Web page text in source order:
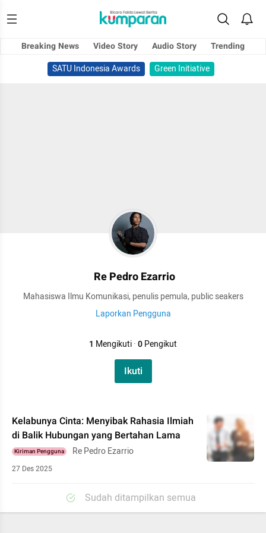
Breaking News Video Story Audio Story
Trending
SATU Indonesia Awards
Green Initiative
Re Pedro Ezarrio
Mahasiswa Ilmu Komunikasi, penulis pemula, public seakers
Laporkan Pengguna
1 Mengikuti·0Pengikut
Ikuti
Kelabunya Cinta: Menyibak Rahasia Ilmiah
di Balik Hubungan yang Bertahan Lama
Kiriman Pengguna Re Pedro Ezarrio
27 Des 2025
Sudah ditampilkan semua